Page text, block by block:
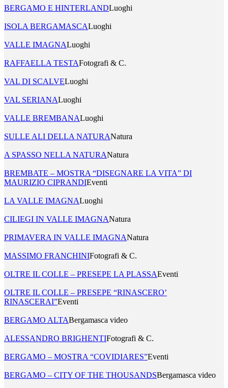
BERGAMO E HINTERLANDLuoghi
ISOLA BERGAMASCALuoghi
VALLE IMAGNALuoghi
RAFFAELLA TESTAFotografi & C.
VAL DI SCALVELuoghi
VAL SERIANALuoghi
VALLE BREMBANALuoghi
SULLE ALI DELLA NATURANatura
A SPASSO NELLA NATURANatura
BREMBATE – MOSTRA “DISEGNARE LA VITA” DI
MAURIZIO CIPRANDIEventi
LA VALLE IMAGNALuoghi
CILIEGI IN VALLE IMAGNANatura
PRIMAVERA IN VALLE IMAGNANatura
MASSIMO FRANCHINIFotografi & C.
OLTRE IL COLLE – PRESEPE LA PLASSAEventi
OLTRE IL COLLE – PRESEPE “RINASCERO’
RINASCERAI”Eventi
BERGAMO ALTABergamasca video
ALESSANDRO BRIGHENTIFotografi & C.
BERGAMO – MOSTRA “COVIDIARES”Eventi
BERGAMO – CITY OF THE THOUSANDSBergamasca video